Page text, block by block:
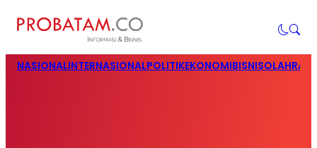
NASIONALINTERNASIONALPOLITIKEKONOMIBISNIS